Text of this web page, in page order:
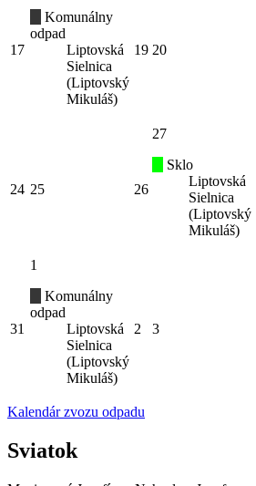
17
Komunálny
odpad
Liptovská
Sielnica
(Liptovský
Mikuláš)
19 20
24 25 26
27
Sklo
Liptovská
Sielnica
(Liptovský
Mikuláš)
31
1
Komunálny
odpad
Liptovská
Sielnica
(Liptovský
Mikuláš)
2 3
Kalendár zvozu odpadu
Sviatok